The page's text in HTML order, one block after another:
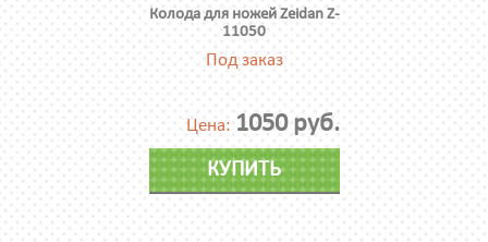
Колода для ножей Zeidan Z-
11050
Под заказ
Цена: 1050 руб.
КУПИТЬ